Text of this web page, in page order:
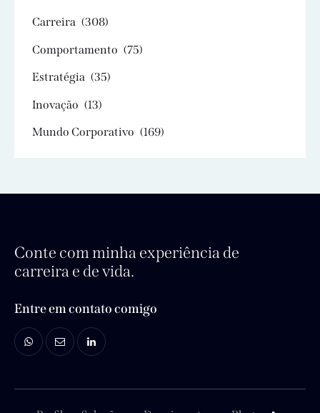
Carreira (308)
Comportamento (75)
Estratégia (35)
Inovação (13)
Mundo Corporativo (169)
Conte com minha experiência de
carreira e de vida.
Entre em contato comigo